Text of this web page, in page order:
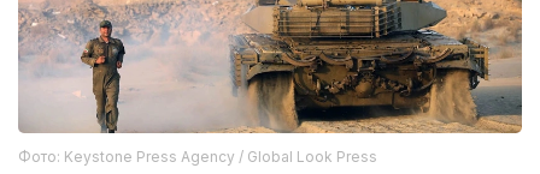
Фото: Keystone Press Agency / Global Look Press